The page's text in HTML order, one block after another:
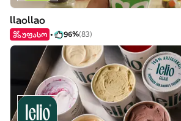
llaollao
უფასო 96%(83)